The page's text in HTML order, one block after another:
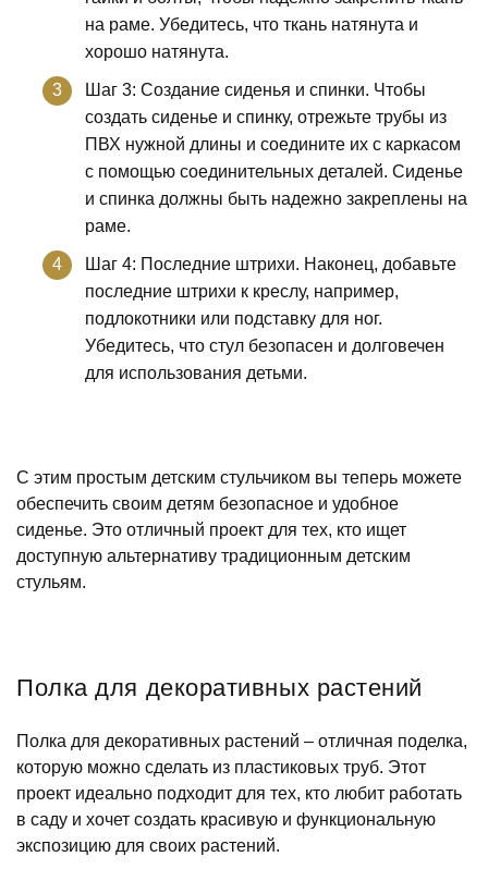
на раме. Убедитесь, что ткань натянута и
хорошо натянута.
Шаг 3: Создание сиденья и спинки. Чтобы
создать сиденье и спинку, отрежьте трубы из
ПВХ нужной длины и соедините их с каркасом
с помощью соединительных деталей. Сиденье
и спинка должны быть надежно закреплены на
раме.
Шаг 4: Последние штрихи. Наконец, добавьте
последние штрихи к креслу, например,
подлокотники или подставку для ног.
Убедитесь, что стул безопасен и долговечен
для использования детьми.
С этим простым детским стульчиком вы теперь можете
обеспечить своим детям безопасное и удобное
сиденье. Это отличный проект для тех, кто ищет
доступную альтернативу традиционным детским
стульям.
Полка для декоративных растений
Полка для декоративных растений – отличная поделка,
которую можно сделать из пластиковых труб. Этот
проект идеально подходит для тех, кто любит работать
в саду и хочет создать красивую и функциональную
экспозицию для своих растений.